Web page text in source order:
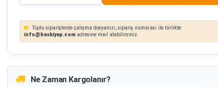
Toplu siparişlerde çalışma dosyanızı, sipariş numarası ile birlikte
info@baskiyap.com adresine mail atabilirsiniz.
Ne Zaman Kargolanır?